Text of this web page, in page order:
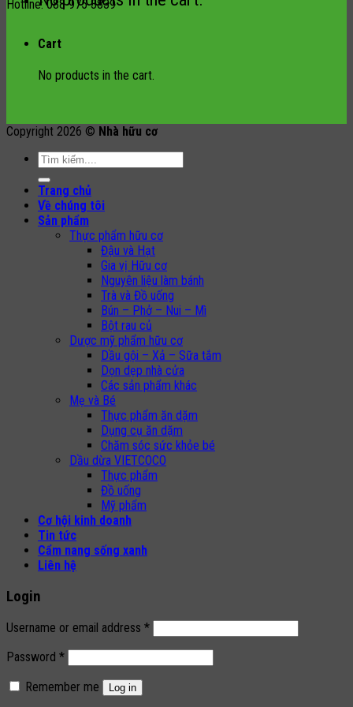
Cart
No products in the cart.
Hotline: 088 975 3839
Copyright 2026 © Nhà hữu cơ
Search
Trang chủ
Về chúng tôi
Sản phẩm
Thực phẩm hữu cơ
Đậu và Hạt
Gia vị Hữu cơ
Nguyên liệu làm bánh
Trà và Đồ uống
Bún – Phở – Nui – Mì
Bột rau củ
Dược mỹ phẩm hữu cơ
Dầu gội – Xả – Sữa tắm
Dọn dẹp nhà cửa
Các sản phẩm khác
Mẹ và Bé
Thực phẩm ăn dặm
Dụng cụ ăn dặm
Chăm sóc sức khỏe bé
Dầu dừa VIETCOCO
Thực phẩm
Đồ uống
Mỹ phẩm
Cơ hội kinh doanh
Tin tức
Cẩm nang sống xanh
Liên hệ
Login
Username or email address *
Password *
Remember me
Log in